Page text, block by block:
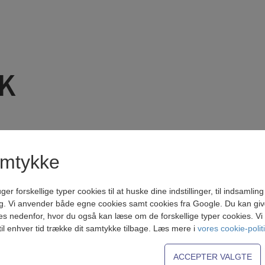
Både forældre til børn, der er optaget,
. Mange børn skrives op allerede ved fødslen.
bekræftelse på mail, når ansøgningsskemaet er
eller for at stå på ventelisten. Vi oplyser
forskellige typer cookies til at huske dine indstillinger, til
Vi anvender både egne cookies samt cookies fra Google. Du kan
nedenfor, hvor du også kan læse om de forskellige typer cookies.
enhver tid trække dit samtykke tilbage. Læs mere i vores cookie-